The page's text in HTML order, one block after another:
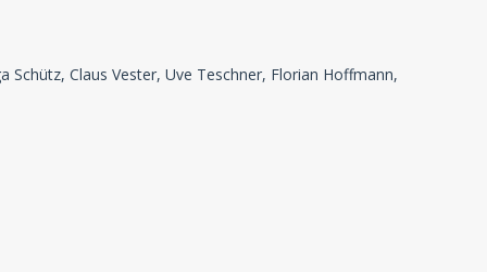
Claus Vester, Uve Teschner, Florian Hoffmann,